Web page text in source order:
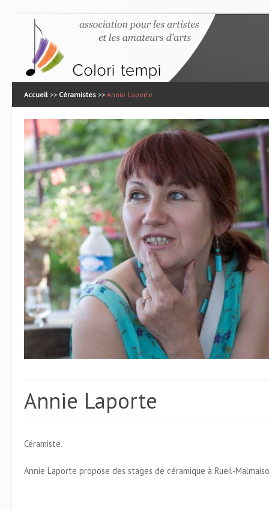
Accueil >> Céramistes >> Annie Laporte
Annie Laporte
Céramiste.
Annie Laporte propose des stages de céramique à Rueil-